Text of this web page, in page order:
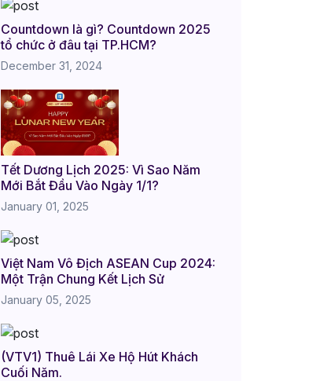
Countdown là gì? Countdown 2025
tổ chức ở đâu tại TP.HCM?
December 31, 2024
Tết Dương Lịch 2025: Vì Sao Năm
Mới Bắt Đầu Vào Ngày 1/1?
January 01, 2025
Việt Nam Vô Địch ASEAN Cup 2024:
Một Trận Chung Kết Lịch Sử
January 05, 2025
(VTV1) Thuê Lái Xe Hộ Hút Khách
Cuối Năm.